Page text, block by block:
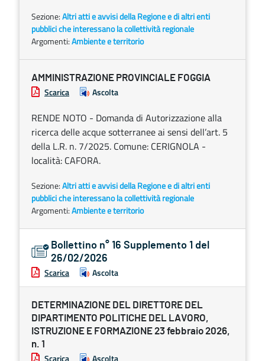
Sezione:Altri atti e avvisi della Regione e di altri enti
pubblici che interessano la collettività regionale
Argomenti:Ambiente e territorio
AMMINISTRAZIONE PROVINCIALE FOGGIA
Scarica Ascolta
RENDE NOTO - Domanda di Autorizzazione alla
ricerca delle acque sotterranee ai sensi dell’art. 5
della L.R. n. 7/2025. Comune: CERIGNOLA -
località: CAFORA.
Sezione:Altri atti e avvisi della Regione e di altri enti
pubblici che interessano la collettività regionale
Argomenti:Ambiente e territorio
Bollettino n° 16 Supplemento 1 del
26/02/2026
Scarica Ascolta
DETERMINAZIONE DEL DIRETTORE DEL
DIPARTIMENTO POLITICHE DEL LAVORO,
ISTRUZIONE E FORMAZIONE 23 febbraio 2026,
n. 1
Scarica Ascolta